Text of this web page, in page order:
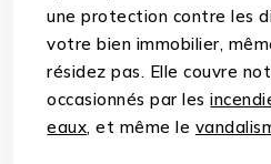
une protection contre les
votre bien immobilier,
résidez pas. Elle couvre
occasionnés par les
eaux, et même le